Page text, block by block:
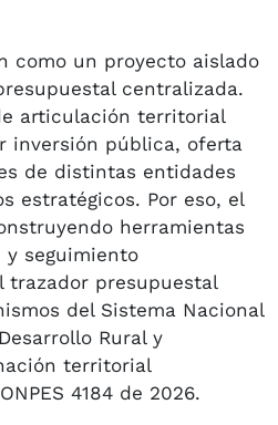
como un proyecto aislado
centralizada.
articulación territorial
inversión pública, oferta
de distintas entidades
estratégicos. Por eso, el
herramientas
y seguimiento
trazador presupuestal
del Sistema Nacional
Rural y
territorial
4184 de 2026.